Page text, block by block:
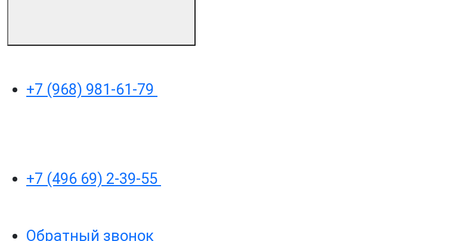
+7 (968) 981-61-79
+7 (496 69) 2-39-55
Обратный звонок